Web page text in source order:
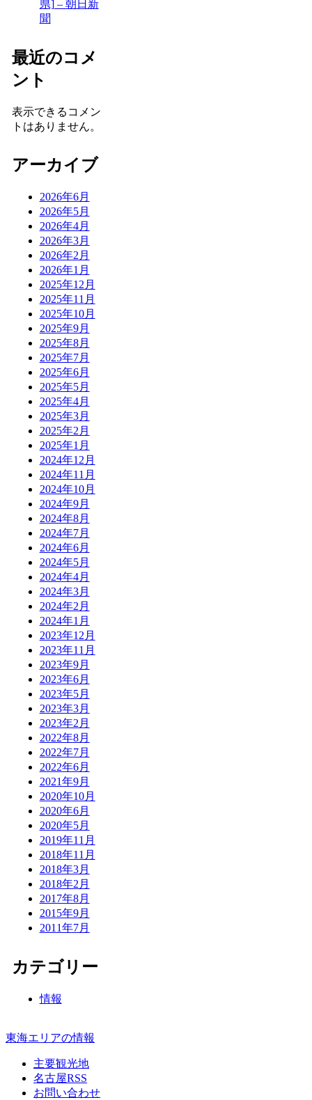
県] – 朝日新
聞
最近のコメ
ント
表示できるコメン
トはありません。
アーカイブ
2026年6月
2026年5月
2026年4月
2026年3月
2026年2月
2026年1月
2025年12月
2025年11月
2025年10月
2025年9月
2025年8月
2025年7月
2025年6月
2025年5月
2025年4月
2025年3月
2025年2月
2025年1月
2024年12月
2024年11月
2024年10月
2024年9月
2024年8月
2024年7月
2024年6月
2024年5月
2024年4月
2024年3月
2024年2月
2024年1月
2023年12月
2023年11月
2023年9月
2023年6月
2023年5月
2023年3月
2023年2月
2022年8月
2022年7月
2022年6月
2021年9月
2020年10月
2020年6月
2020年5月
2019年11月
2018年11月
2018年3月
2018年2月
2017年8月
2015年9月
2011年7月
カテゴリー
情報
東海エリアの情報
主要観光地
名古屋RSS
お問い合わせ